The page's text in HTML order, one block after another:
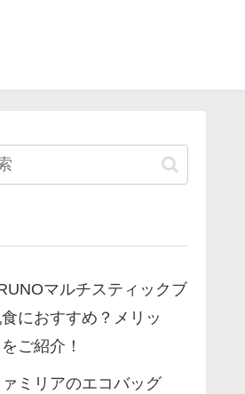
マルチスティックブ
におすすめ？メリッ
ご紹介！
ァミリアのエコバッグ